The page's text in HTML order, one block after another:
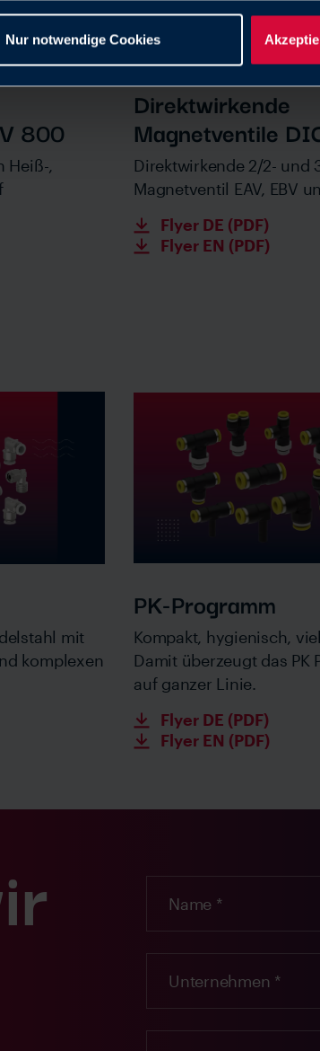
Nur notwendige Cookies
800
Heiß-,
Direktwirkende
Magnetventile
Direktwirkende 2/2- und
Magnetventil EAV, EBV
Flyer DE (PDF)
Flyer EN (PDF)
mit
komplexen
PK-Programm
Kompakt, hygienisch,
Damit überzeugt das PK
auf ganzer Linie.
Flyer DE (PDF)
Flyer EN (PDF)